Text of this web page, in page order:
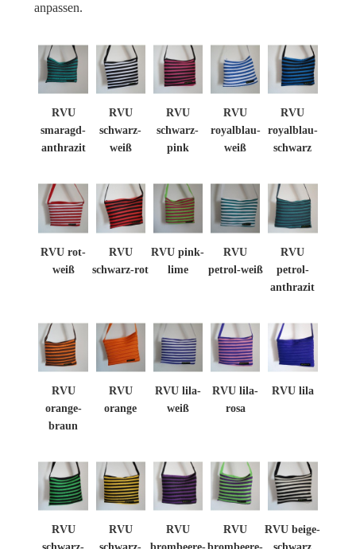
anpassen.
RVU
smaragd-
anthrazit
RVU
schwarz-
weiß
RVU
schwarz-
pink
RVU
royalblau-
weiß
RVU
royalblau-
schwarz
RVU rot-
weiß
RVU
schwarz-rot
RVU pink-
lime
RVU
petrol-weiß
RVU
petrol-
anthrazit
RVU
orange-
braun
RVU
orange
RVU lila-
weiß
RVU lila-
rosa
RVU lila
RVU
RVU
RVU
RVU
RVU beige-